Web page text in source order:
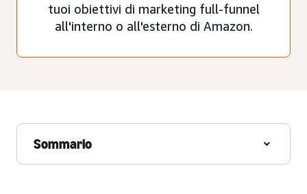
tuoi obiettivi di marketing full-funnel
all'interno o all'esterno di Amazon.
Sommario